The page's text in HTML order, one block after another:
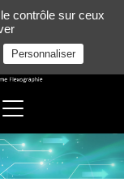
contrôle sur ceux
Personnaliser